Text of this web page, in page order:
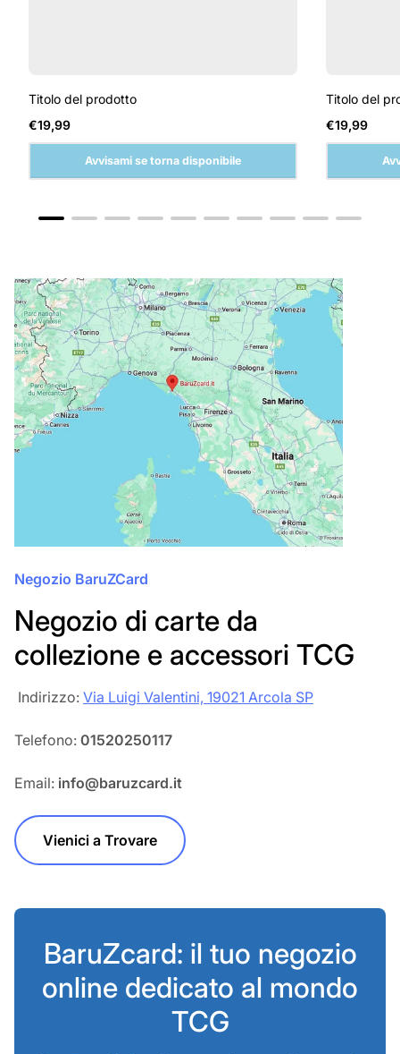
Titolo del prodotto
Prezzo
normale
€19,99
Avvisami se torna disponibile
Titolo del
Prezzo
normale
€19,99
Negozio BaruZCard
Negozio di carte da
collezione e accessori TCG
‎‎ Indirizzo: Via Luigi Valentini, 19021 Arcola SP
Telefono: 01520250117
Email: info@baruzcard.it
Vienici a Trovare
BaruZcard: il tuo negozio
online dedicato al mondo
TCG